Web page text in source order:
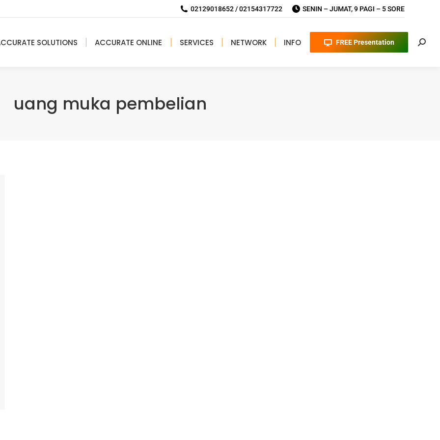
02129018652 / 02154317722 SENIN – JUMAT, 9 PAGI – 5 SORE
SOLUTIONS ACCURATE ONLINE SERVICES NETWORK INFO FREE Presentation
uang muka pembelian